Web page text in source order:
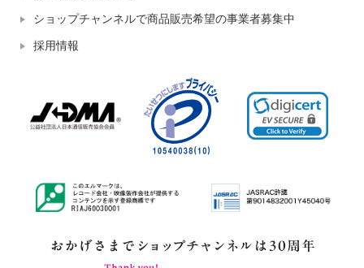
ショップチャンネルで商品販売希望の事業者募集中
採用情報